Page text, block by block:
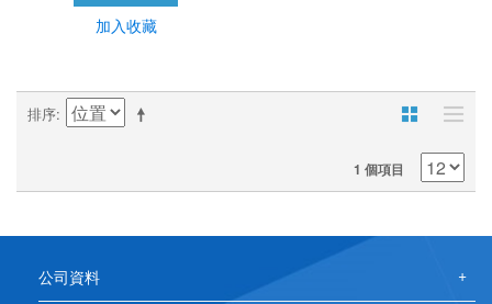
加入收藏
排序
1 個項目
公司資料